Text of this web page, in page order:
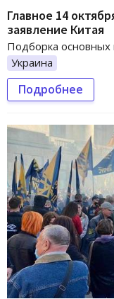
Главное 14
заявление Китая
Подборка основных
Украина
Подробнее